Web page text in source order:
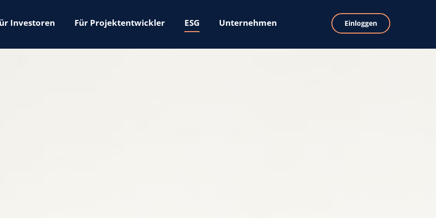
Einloggen
Investoren Für Projektentwickler ESG Unternehmen